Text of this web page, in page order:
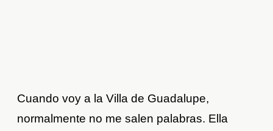
Cuando voy a la Villa de Guadalupe,
normalmente no me salen palabras. Ella